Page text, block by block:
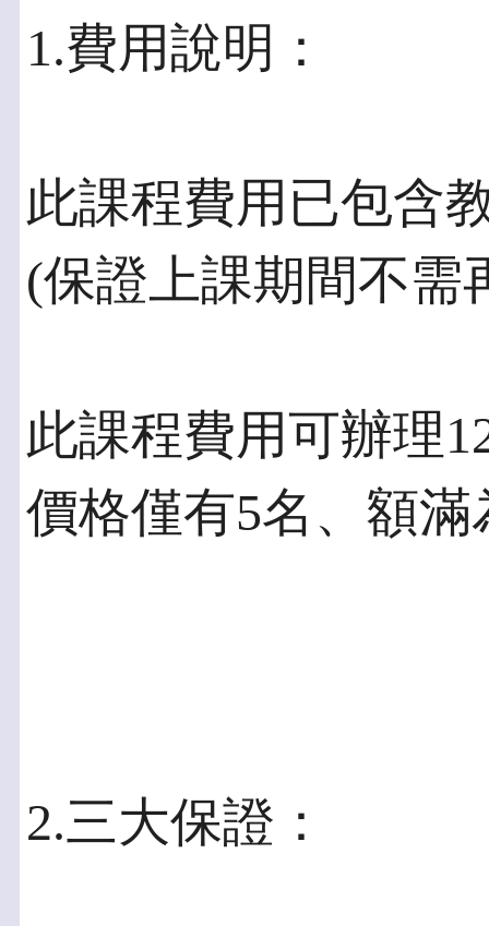
1.費用說明：
此課程費用已包含
(保證上課期間不需
此課程費用可辦理
價格僅有5名、額滿
2.三大保證：